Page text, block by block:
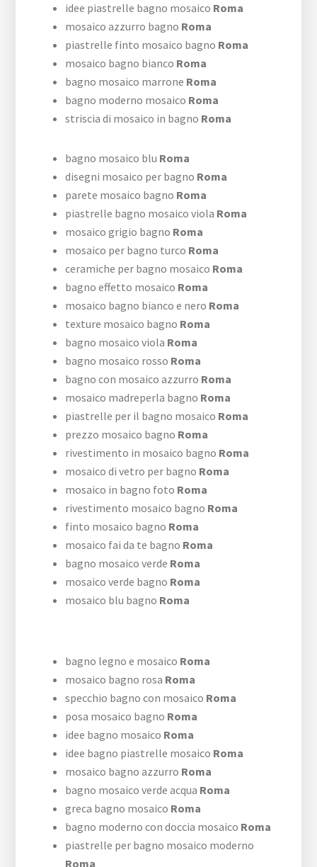
idee piastrelle bagno mosaico Roma
mosaico azzurro bagno Roma
piastrelle finto mosaico bagno Roma
mosaico bagno bianco Roma
bagno mosaico marrone Roma
bagno moderno mosaico Roma
striscia di mosaico in bagno Roma
bagno mosaico blu Roma
disegni mosaico per bagno Roma
parete mosaico bagno Roma
piastrelle bagno mosaico viola Roma
mosaico grigio bagno Roma
mosaico per bagno turco Roma
ceramiche per bagno mosaico Roma
bagno effetto mosaico Roma
mosaico bagno bianco e nero Roma
texture mosaico bagno Roma
bagno mosaico viola Roma
bagno mosaico rosso Roma
bagno con mosaico azzurro Roma
mosaico madreperla bagno Roma
piastrelle per il bagno mosaico Roma
prezzo mosaico bagno Roma
rivestimento in mosaico bagno Roma
mosaico di vetro per bagno Roma
mosaico in bagno foto Roma
rivestimento mosaico bagno Roma
finto mosaico bagno Roma
mosaico fai da te bagno Roma
bagno mosaico verde Roma
mosaico verde bagno Roma
mosaico blu bagno Roma
bagno legno e mosaico Roma
mosaico bagno rosa Roma
specchio bagno con mosaico Roma
posa mosaico bagno Roma
idee bagno mosaico Roma
idee bagno piastrelle mosaico Roma
mosaico bagno azzurro Roma
bagno mosaico verde acqua Roma
greca bagno mosaico Roma
bagno moderno con doccia mosaico Roma
piastrelle per bagno mosaico moderno
Roma